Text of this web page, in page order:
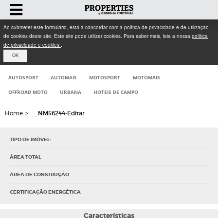
Ao submeter este formulário, está a concordar com a política de privacidade e de utilização
de cookies deste site. Este site pode utilizar cookies. Para saber mais, leia a nossa política
de privacidade e cookies .
OK
AUTOSPORT AUTOMAIS MOTOSPORT MOTOMAIS
OFFROAD MOTO URBANA HOTEIS DE CAMPO
Home > _NM56244-Editar
TIPO DE IMÓVEL:
ÁREA TOTAL
ÁREA DE CONSTRUÇÃO
CERTIFICAÇÃO ENERGÉTICA
Características